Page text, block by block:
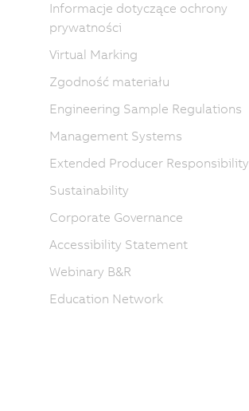
Informacje dotyczące ochrony
prywatności
Virtual Marking
Zgodność materiału
Engineering Sample Regulations
Management Systems
Extended Producer Responsibility
Sustainability
Corporate Governance
Accessibility Statement
Webinary B&R
Education Network